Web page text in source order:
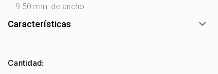
9.50 mm. de ancho:
Características
Género: Mujer
Tono Metal:
Metal: Plata Ley 925
Cantidad: